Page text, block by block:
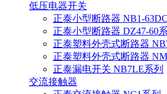
低压电器开关
正泰小型断路器 NB1-
正泰小型断路器 DZ47-60
正泰塑料外壳式断路器
正泰塑料外壳式断路器
正泰漏电开关 NB7LE系列
交流接触器